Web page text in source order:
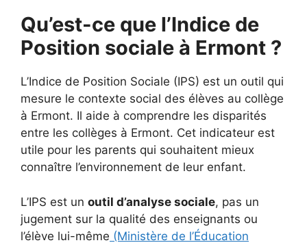
Qu’est-ce que l’Indice de
Position sociale à Ermont ?
L’Indice de Position Sociale (IPS) est un outil qui
mesure le contexte social des élèves au collège
à Ermont. Il aide à comprendre les disparités
entre les collèges à Ermont. Cet indicateur est
utile pour les parents qui souhaitent mieux
connaître l’environnement de leur enfant.
L’IPS est un outil d’analyse sociale, pas un
jugement sur la qualité des enseignants ou
l’élève lui-même (Ministère de l’Éducation